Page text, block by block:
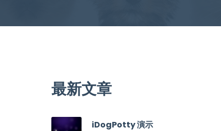
最新文章
iDogPotty 演示